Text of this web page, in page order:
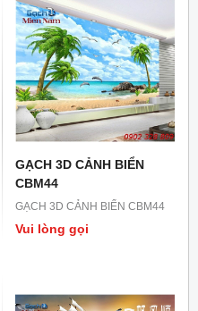
GẠCH 3D CẢNH BIỂN
CBM44
GẠCH 3D CẢNH BIỂN CBM44
Vui lòng gọi